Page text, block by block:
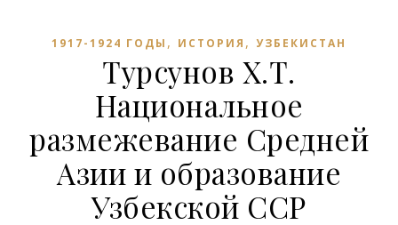
1917-1924 ГОДЫ , ИСТОРИЯ , УЗБЕКИСТАН
Турсунов Х.Т.
Национальное
размежевание Средней
Азии и образование
Узбекской ССР